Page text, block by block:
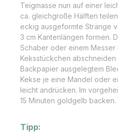
Teigmasse nun auf einer
ca. gleichgroße Hälften
eckig ausgeformte Stränge
3 cm Kantenlängen formen.
Schaber oder einem Messer
Keksstückchen abschneiden
Backpapier ausgelegtem
Kekse je eine Mandel oder
leicht andrücken. Im
15 Minuten goldgelb backen.
Tipp: